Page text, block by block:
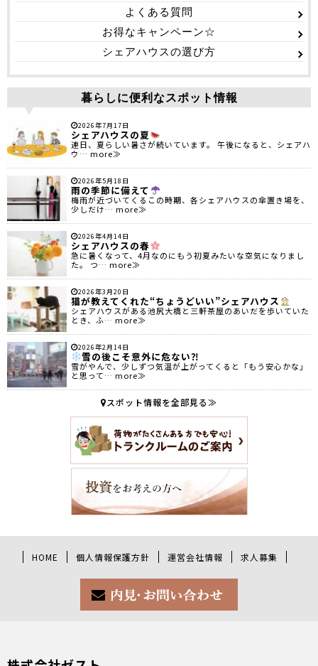
よくある質問
お得なキャンペーン☆
シェアハウスの選び方
暮らしに便利なスポット情報
2026年7月17日
シェアハウスの夏
連日、夏らしい暑さが続いています。 午後になると、シェアハ
ウ… more≫
2026年5月18日
雨の季節に備えて
梅雨が近づいてくるこの時期、各シェアハウスの傘置き場を、
少しだけ… more≫
2026年4月14日
シェアハウスの春
急に暑くなって、4月なのにもう初夏みたいな空気になりまし
た。 つ… more≫
2026年3月20日
猫が教えてくれた“ちょうどいい”シェアハウス
シェアハウスがある池尻大橋と三軒茶屋のあいだを歩いていた
とき、ふ… more≫
2026年2月14日
雪の後こそ意外に危ない⁈
雪がやんで、少しずつ気温が上がってくると「もう安心かな」
と思って… more≫
スポット情報を全部見る≫
HOME 個人情報保護方針 運営会社情報 求人募集